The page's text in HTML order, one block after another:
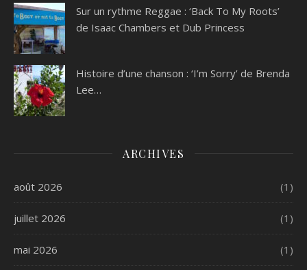
Sur un rythme Reggae : ‘Back To My Roots’
de Isaac Chambers et Dub Princess
Histoire d’une chanson : ‘I’m Sorry’ de Brenda
Lee…
ARCHIVES
août 2026 (1)
juillet 2026 (1)
mai 2026 (1)